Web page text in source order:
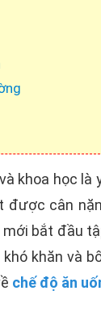
khoa học
được cân
bắt đầu
khăn và
chế độ ăn